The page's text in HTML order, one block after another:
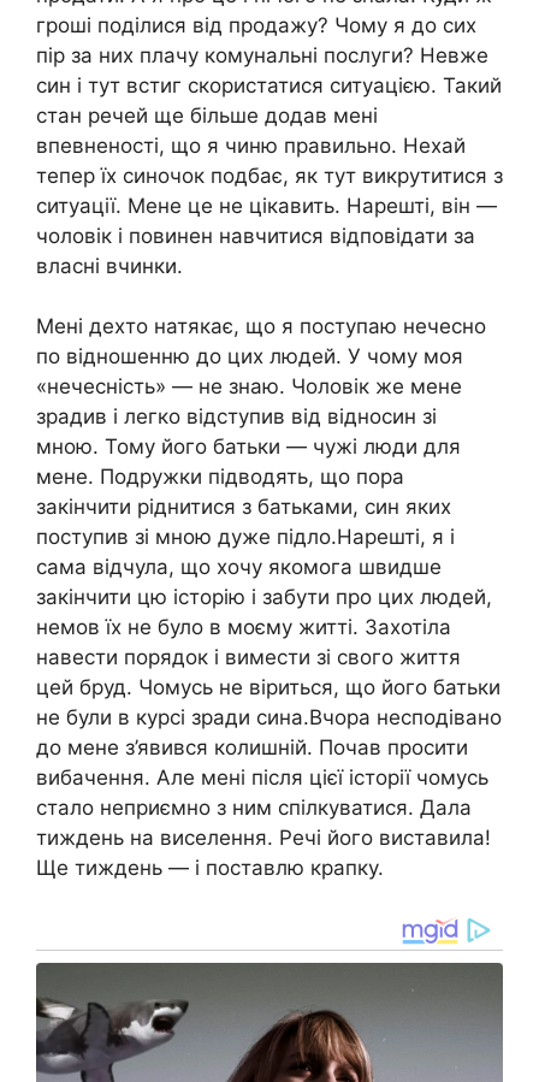
гроші поділися від продажу? Чому я до сих
пір за них плачу комунальні послуги? Невже
син і тут встиг скористатися ситуацією. Такий
стан речей ще більше додав мені
впевненості, що я чиню правильно. Нехай
тепер їх синочок подбає, як тут викрутитися з
ситуації. Мене це не цікавить. Нарешті, він —
чоловік і повинен навчитися відповідати за
власні вчинки.
Мені дехто натякає, що я поступаю нечесно
по відношенню до цих людей. У чому моя
«нечесність» — не знаю. Чоловік же мене
зрадив і легко відступив від відносин зі
мною. Тому його батьки — чужі люди для
мене. Подружки підводять, що пора
закінчити ріднитися з батьками, син яких
поступив зі мною дуже підло.Нарешті, я і
сама відчула, що хочу якомога швидше
закінчити цю історію і забути про цих людей,
немов їх не було в моєму житті. Захотіла
навести порядок і вимести зі свого життя
цей бруд. Чомусь не віриться, що його батьки
не були в курсі зради сина.Вчора несподівано
до мене з’явився колишній. Почав просити
вибачення. Але мені після цієї історії чомусь
стало неприємно з ним спілкуватися. Дала
тиждень на виселення. Речі його виставила!
Ще тиждень — і поставлю крапку.